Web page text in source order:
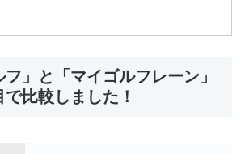
フ」と「マイゴルフレーン」
比較しました！